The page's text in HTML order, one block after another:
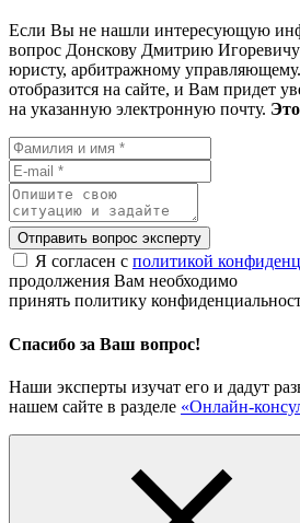
Если Вы не нашли интересующую
вопрос Донскову Дмитрию
юристу, арбитражному
отобразится на сайте, и Вам придет
на указанную электронную почту.
Отправить вопрос эксперту
Я согласен с политикой
продолжения Вам необходимо
принять политику
Спасибо за Ваш вопрос!
Наши эксперты изучат его и дадут
нашем сайте в разделе «Онлайн-